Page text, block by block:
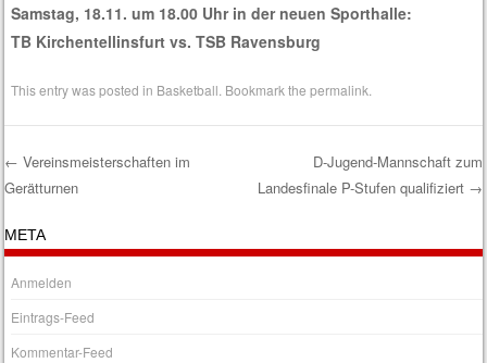
Samstag, 18.11. um 18.00 Uhr in der neuen Sporthalle:
TB Kirchentellinsfurt vs. TSB Ravensburg
This entry was posted in Basketball . Bookmark thepermalink
Post navigation
← Vereinsmeisterschaften im
Gerätturnen
D-Jugend-Mannschaft zum
Landesfinale P-Stufen qualifiziert →
META
Anmelden
Eintrags-Feed
Kommentar-Feed